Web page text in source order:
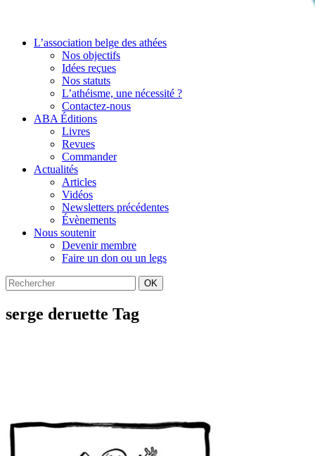
L’association belge des athées
Nos objectifs
Idées reçues
Nos statuts
L’athéisme, une nécessité ?
Contactez-nous
ABA Éditions
Livres
Revues
Commander
Actualités
Articles
Vidéos
Newsletters précédentes
Évènements
Nous soutenir
Devenir membre
Faire un don ou un legs
OK
serge deruette Tag